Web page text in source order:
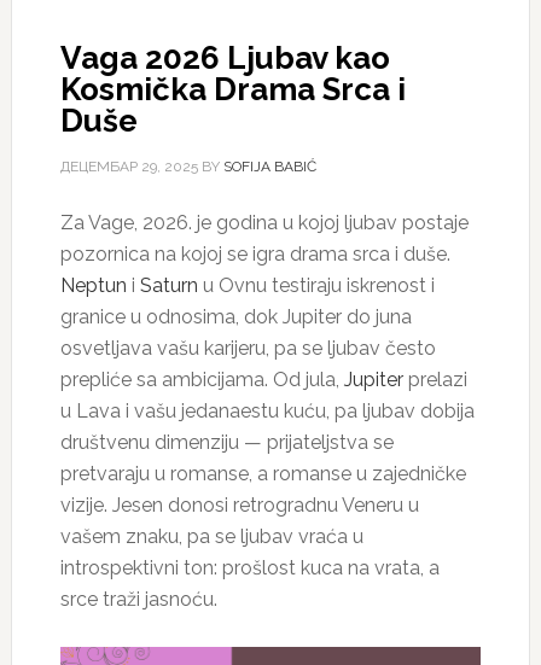
Vaga 2026 Ljubav kao
Kosmička Drama Srca i
Duše
ДЕЦЕМБАР 29, 2025BY SOFIJA BABIĆ
Za Vage, 2026. je godina u kojoj ljubav postaje
pozornica na kojoj se igra drama srca i duše.
Neptun i Saturn u Ovnu testiraju iskrenost i
granice u odnosima, dok Jupiter do juna
osvetljava vašu karijeru, pa se ljubav često
prepliće sa ambicijama. Od jula, Jupiterprelazi
u Lava i vašu jedanaestu kuću, pa ljubav dobija
društvenu dimenziju — prijateljstva se
pretvaraju u romanse, a romanse u zajedničke
vizije. Jesen donosi retrogradnu Veneru u
vašem znaku, pa se ljubav vraća u
introspektivni ton: prošlost kuca na vrata, a
srce traži jasnoću.